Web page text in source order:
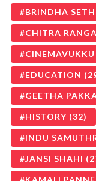
BRINDHA
CHITRA
CINEMAVUKKU
EDUCATION
GEETHA
HISTORY (32)
INDU
JANSI SHAHI